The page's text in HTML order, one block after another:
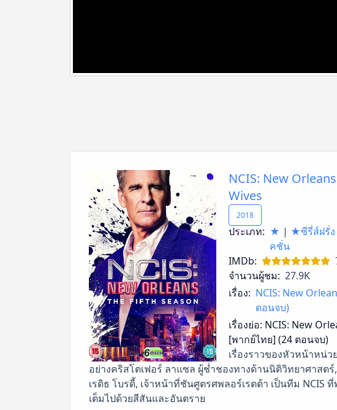
NCIS: New
Wives
2018
ประเภท: ★ | ★ซีรี่ส์ฝรั่ง
คชั่น
IMDb:
จำนวนผู้ชม: 27.9K
เรื่อง: NCIS: New
ตอนจบ)
เรื่องย่อ: NCIS: New
[พากย์ไทย] (24 ตอนจบ)
เรื่องราวของหัวหน้าหน่
อย่างคริสโตเฟอร์ ลาแซล ผู้ช่ำชองทางด้านนิติวิทยาศาสต
เรดิธ โบรดี้, เจ้าหน้าที่ชันศูตรศพลอร์เรตต้า เป็นทีม
เต็มไปด้วยสีสันและอันตราย